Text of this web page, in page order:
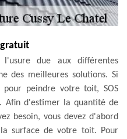
due aux différentes
des meilleures solutions. Si
pour peindre votre toit, SOS
Afin d'estimer la quantité de
besoin, vous devez d'abord
surface de votre toit. Pour